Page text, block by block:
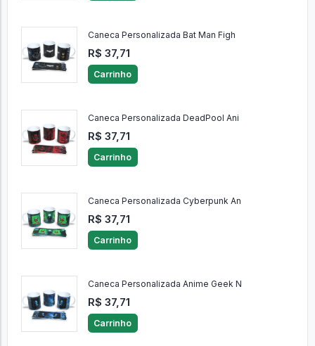
Caneca Personalizada Bat Man Figh
R$ 37,71
Carrinho
Caneca Personalizada DeadPool Ani
R$ 37,71
Carrinho
Caneca Personalizada Cyberpunk An
R$ 37,71
Carrinho
Caneca Personalizada Anime Geek N
R$ 37,71
Carrinho